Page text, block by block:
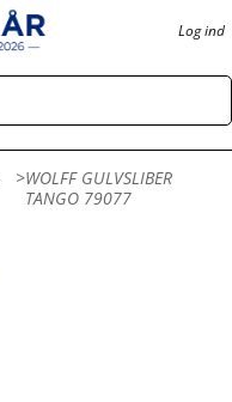
Log ind
>WOLFF GULVSLIBER
TANGO 79077